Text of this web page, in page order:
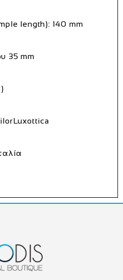
length): 140 mm
35 mm